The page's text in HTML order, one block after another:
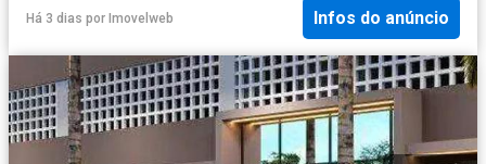
Há 3 dias por Imovelweb Infos do anúncio